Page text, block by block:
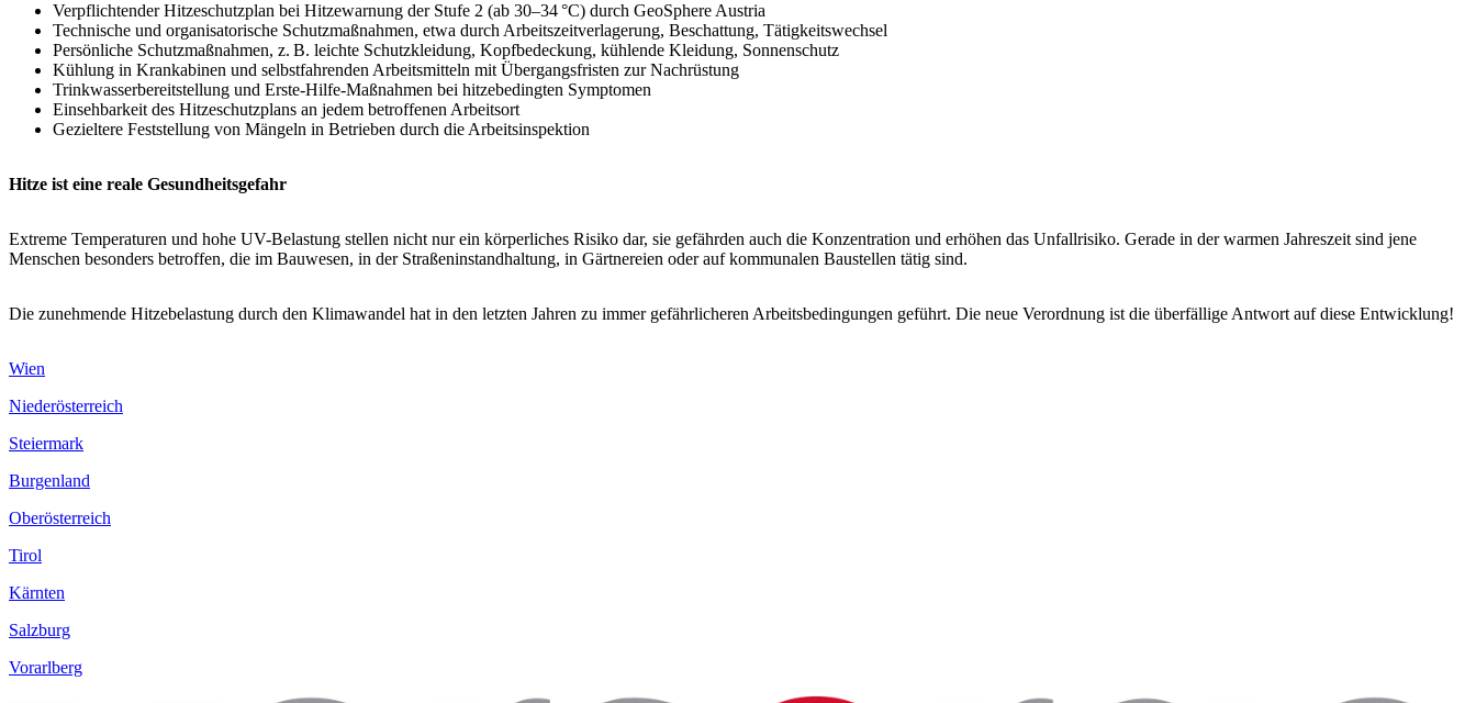
Verpflichtender Hitzeschutzplan bei Hitzewarnung der Stufe 2 (ab 30–34 °C) durch GeoSphere Austria
Technische und organisatorische Schutzmaßnahmen, etwa durch Arbeitszeitverlagerung, Beschattung, Tätigkeitswechsel
Persönliche Schutzmaßnahmen, z. B. leichte Schutzkleidung, Kopfbedeckung, kühlende Kleidung, Sonnenschutz
Kühlung in Krankabinen und selbstfahrenden Arbeitsmitteln mit Übergangsfristen zur Nachrüstung
Trinkwasserbereitstellung und Erste-Hilfe-Maßnahmen bei hitzebedingten Symptomen
Einsehbarkeit des Hitzeschutzplans an jedem betroffenen Arbeitsort
Gezieltere Feststellung von Mängeln in Betrieben durch die Arbeitsinspektion
Hitze ist eine reale Gesundheitsgefahr
Extreme Temperaturen und hohe UV-Belastung stellen nicht nur ein körperliches Risiko dar, sie gefährden auch die Konzentration und erhöhen das Unfallrisiko. Gerade in der warmen Jahreszeit sind jene
Menschen besonders betroffen, die im Bauwesen, in der Straßeninstandhaltung, in Gärtnereien oder auf kommunalen Baustellen tätig sind.
Die zunehmende Hitzebelastung durch den Klimawandel hat in den letzten Jahren zu immer gefährlicheren Arbeitsbedingungen geführt. Die neue Verordnung ist die überfällige Antwort auf diese Entwicklung!
Wien
Niederösterreich
Steiermark
Burgenland
Oberösterreich
Tirol
Kärnten
Salzburg
Vorarlberg